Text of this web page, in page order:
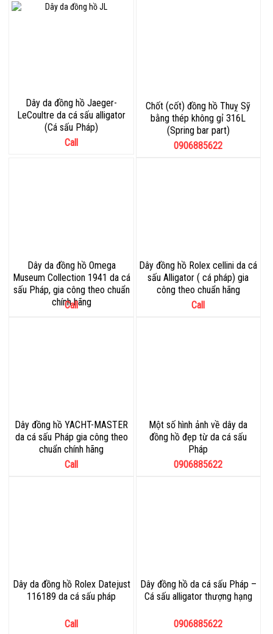
Dây da đồng hồ Jaeger-
LeCoultre da cá sấu alligator
(Cá sấu Pháp)
Call
Chốt (cốt) đồng hồ Thuỵ Sỹ
bằng thép không gỉ 316L
(Spring bar part)
0906885622
Dây da đồng hồ Omega
Museum Collection 1941 da cá
sấu Pháp, gia công theo chuẩn
chính hãng
Call
Dây đồng hồ Rolex cellini da cá
sấu Alligator ( cá pháp) gia
công theo chuẩn hãng
Call
Dây đồng hồ YACHT-MASTER
da cá sấu Pháp gia công theo
chuẩn chính hãng
Call
Một số hình ảnh về dây da
đồng hồ đẹp từ da cá sấu
Pháp
0906885622
Dây da đồng hồ Rolex Datejust
116189 da cá sấu pháp
Call
Dây đồng hồ da cá sấu Pháp –
Cá sấu alligator thượng hạng
0906885622